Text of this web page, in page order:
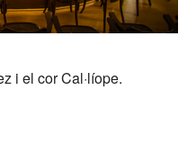
i el cor Cal·líope.